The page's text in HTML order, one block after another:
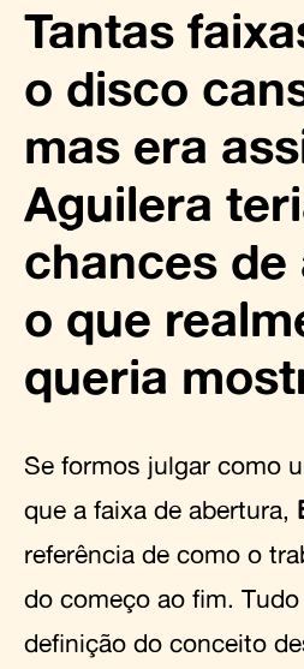
Tantas
o disco
mas era
Aguilera
chances de
o que
queria
Se formos julgar como
que a faixa de abertura,
referência de como o
do começo ao fim.
definição do conceito